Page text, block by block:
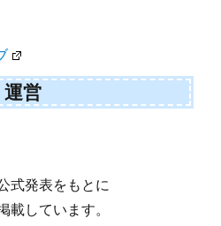
運営
式発表をもとに
載しています。